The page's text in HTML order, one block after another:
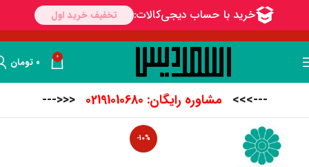
0 ۰ تومان
--->>> مشاوره رایگان: 02191010680 <<<---
-10%